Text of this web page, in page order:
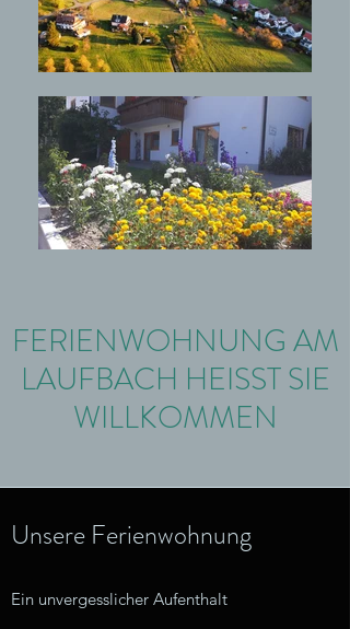
FERIENWOHNUNG AM
LAUFBACH HEISST SIE
WILLKOMMEN
Unsere Ferienwohnung
Ein unvergesslicher Aufenthalt